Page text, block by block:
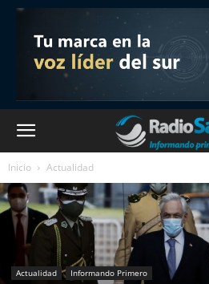
Inicio Actualidad
Actualidad Informando Primero